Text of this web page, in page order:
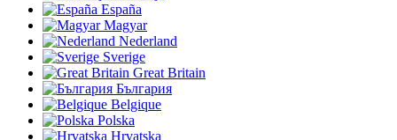
España
Magyar
Nederland
Sverige
Great Britain
България
Belgique
Polska
Hrvatska